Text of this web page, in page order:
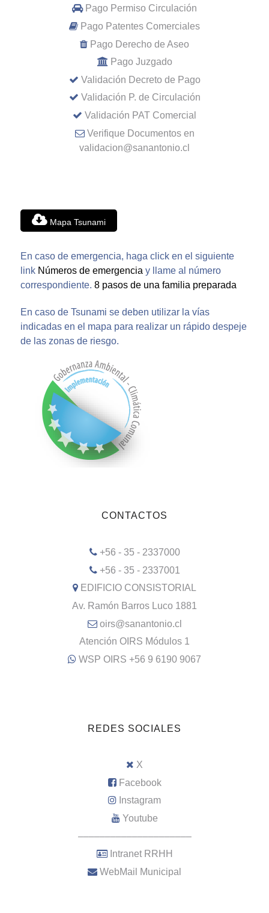
Pago Permiso Circulación
Pago Patentes Comerciales
Pago Derecho de Aseo
Pago Juzgado
Validación Decreto de Pago
Validación P. de Circulación
Validación PAT Comercial
Verifique Documentos en
validacion@sanantonio.cl
Mapa Tsunami
En caso de emergencia, haga click en el siguiente
link Números de emergencia y llame al número
correspondiente. 8 pasos de una familia preparada
En caso de Tsunami se deben utilizar la vías
indicadas en el mapa para realizar un rápido despeje
de las zonas de riesgo.
CONTACTOS
+56 - 35 - 2337000
+56 - 35 - 2337001
EDIFICIO CONSISTORIAL
Av. Ramón Barros Luco 1881
oirs@sanantonio.cl
Atención OIRS Módulos 1
WSP OIRS +56 9 6190 9067
REDES SOCIALES
X
Facebook
Instagram
Youtube
–––––––––––––––––––––
Intranet RRHH
WebMail Municipal